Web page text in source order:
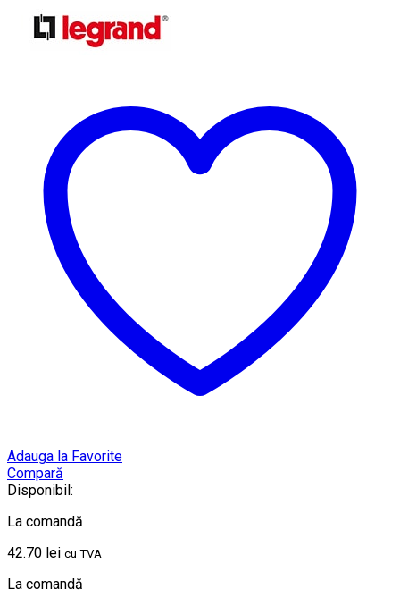
Adauga la Favorite
Compară
Disponibil:
La comandă
42.70 lei cu TVA
La comandă